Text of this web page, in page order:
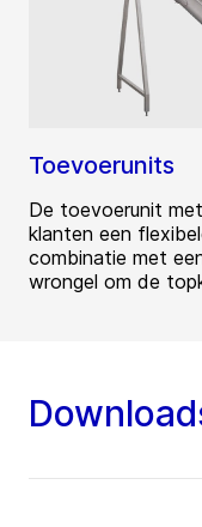
Toevoerunits
De toevoerunit
klanten een
combinatie met
wrongel om de